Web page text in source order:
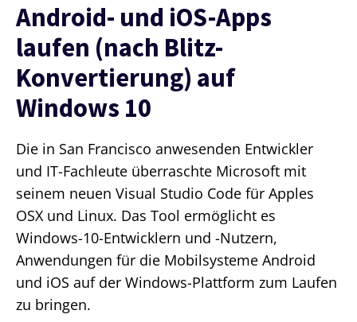
Android- und iOS-Apps
laufen (nach Blitz-
Konvertierung) auf
Windows 10
Die in San Francisco anwesenden Entwickler
und IT-Fachleute überraschte Microsoft mit
seinem neuen Visual Studio Code für Apples
OSX und Linux. Das Tool ermöglicht es
Windows-10-Entwicklern und -Nutzern,
Anwendungen für die Mobilsysteme Android
und iOS auf der Windows-Plattform zum Laufen
zu bringen.